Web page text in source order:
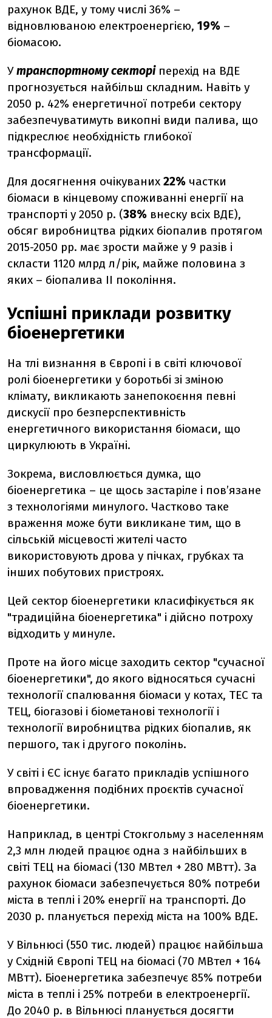
рахунок ВДЕ, у тому числі 36% –
відновлюваною електроенергією, 19% –
біомасою.
Утранспортному секторіперехід на ВДЕ
прогнозується найбільш складним. Навіть у
2050 р. 42% енергетичної потреби сектору
забезпечуватимуть викопні види палива, що
підкреслює необхідність глибокої
трансформації.
Для досягнення очікуваних 22% частки
біомаси в кінцевому споживанні енергії на
транспорті у 2050 р. (38% внеску всіх ВДЕ),
обсяг виробництва рідких біопалив протягом
2015-2050 рр. має зрости майже у 9 разів і
скласти 1120 млрд л/рік, майже половина з
яких – біопалива ІІ покоління.
Успішні приклади розвитку
біоенергетики
На тлі визнання в Європі і в світі ключової
ролі біоенергетики у боротьбі зі зміною
клімату, викликають занепокоєння певні
дискусії про безперспективність
енергетичного використання біомаси, що
циркулюють в Україні.
Зокрема, висловлюється думка, що
біоенергетика – це щось застаріле і пов’язане
з технологіями минулого. Частково таке
враження може бути викликане тим, що в
сільській місцевості жителі часто
використовують дрова у пічках, грубках та
інших побутових пристроях.
Цей сектор біоенергетики класифікується як
"традиційна біоенергетика" і дійсно потроху
відходить у минуле.
Проте на його місце заходить сектор "сучасної
біоенергетики", до якого відносяться сучасні
технології спалювання біомаси у котах, ТЕС та
ТЕЦ, біогазові і біометанові технології і
технології виробництва рідких біопалив, як
першого, так і другого поколінь.
У світі і ЄС існує багато прикладів успішного
впровадження подібних проєктів сучасної
біоенергетики.
Наприклад, в центрі Стокгольму з населенням
2,3 млн людей працює одна з найбільших в
світі ТЕЦ на біомасі (130 МВтел + 280 МВтт). За
рахунок біомаси забезпечується 80% потреби
міста в теплі і 20% енергії на транспорті. До
2030 р. планується перехід міста на 100% ВДЕ.
У Вільнюсі (550 тис. людей) працює найбільша
у Східній Європі ТЕЦ на біомасі (70 МВтел + 164
МВтт). Біоенергетика забезпечує 85% потреби
міста в теплі і 25% потреби в електроенергії.
До 2040 р. в Вільнюсі планується досягти